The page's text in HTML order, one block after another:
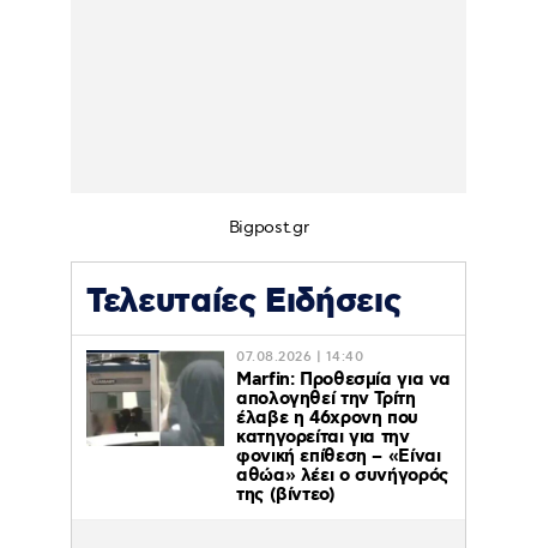
Bigpost.gr
Τελευταίες Ειδήσεις
07.08.2026 | 14:40
Marfin: Προθεσμία για να
απολογηθεί την Τρίτη
έλαβε η 46χρονη που
κατηγορείται για την
φονική επίθεση – «Είναι
αθώα» λέει ο συνήγορός
της (βίντεο)